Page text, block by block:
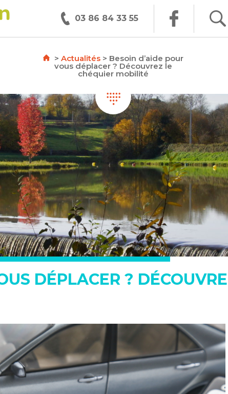
03 86 84 33 55
> Actualités > Besoin d’aide pour
vous déplacer ? Découvrez le
chéquier mobilité
DÉPLACER ?